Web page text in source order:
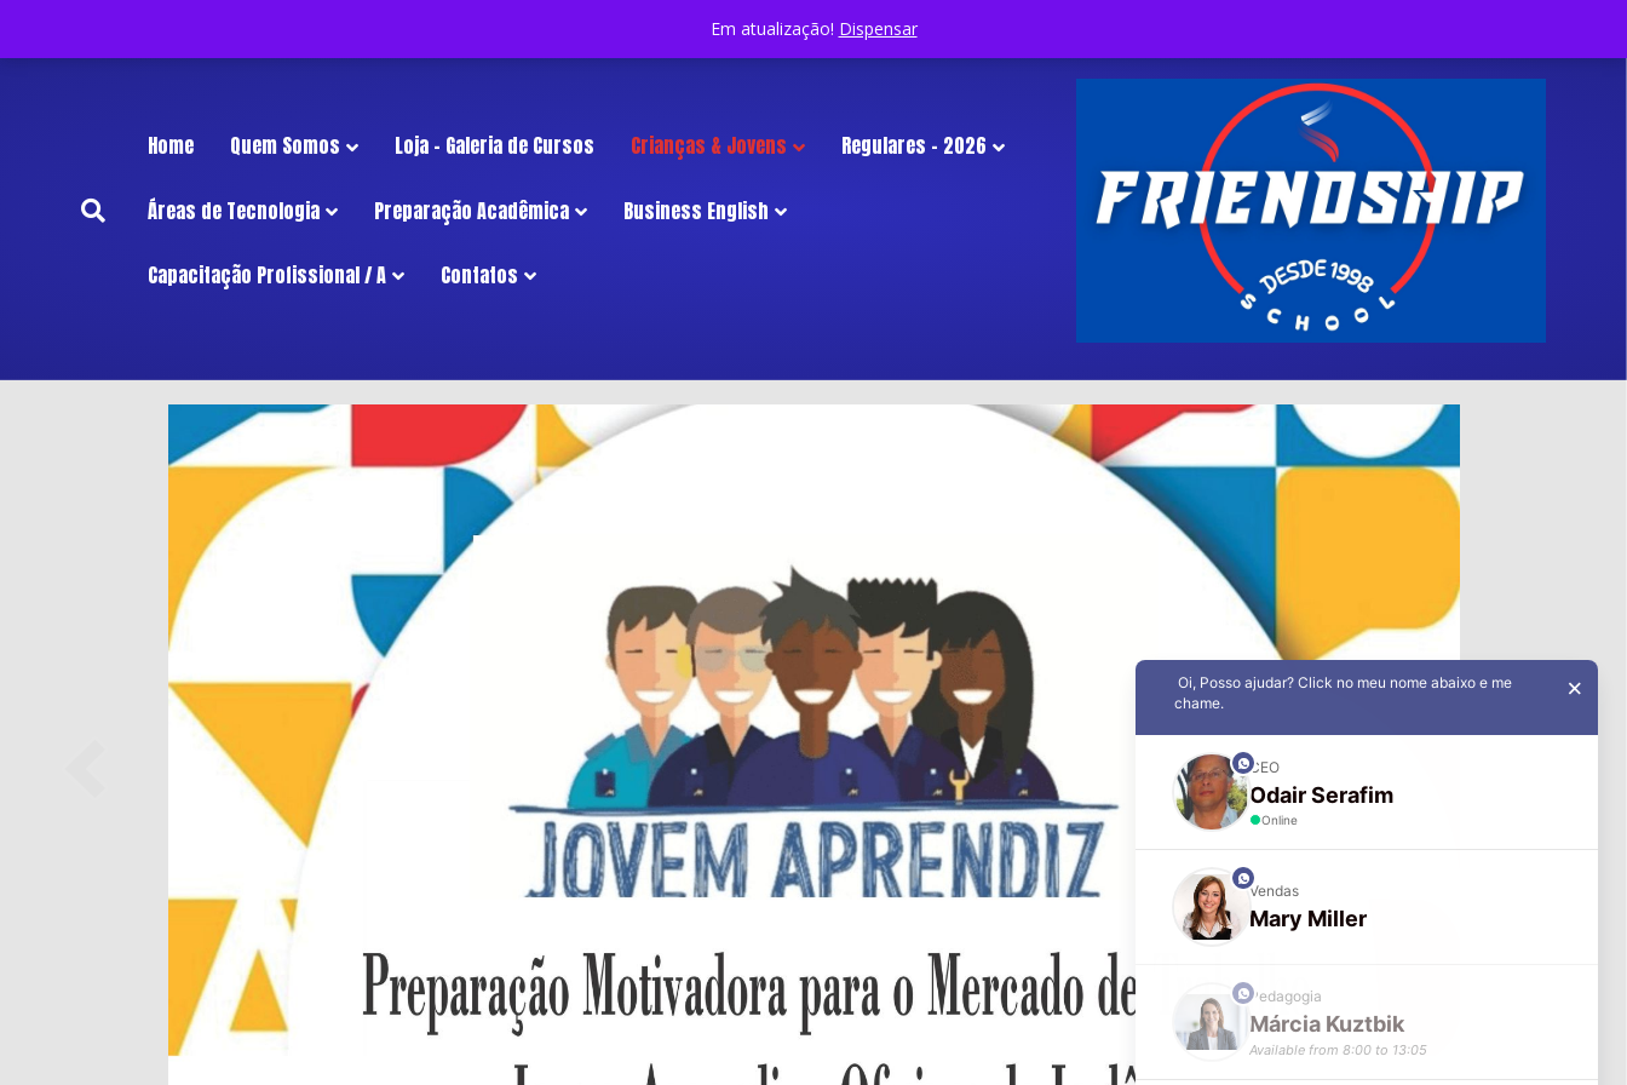
Em atualização! Dispensar
Home Quem Somos Loja – Galeria de Cursos Crianças & Jovens Regulares – 2026
Áreas de Tecnologia Preparação Acadêmica Business English
Capacitação Profissional / A Contatos
×
Oi, Posso ajudar? Click no meu nome abaixo e me
chame.
phone CEO
Odair Serafim
Online
phone Vendas
Mary Miller
phone Pedagogia
Márcia Kuztbik
Available from 8:00 to 13:05